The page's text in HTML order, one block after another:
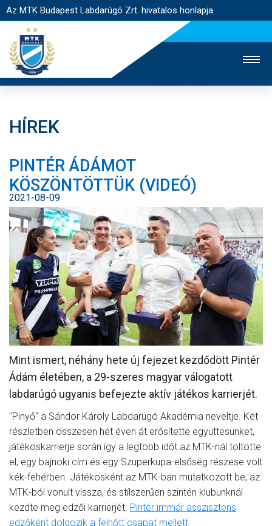
Az MTK Budapest Labdarúgó Zrt. hivatalos honlapja
JEGYÉRTÉKESÍTÉS
WEBSHOP
EGYESÜLET
KAPCSOLAT
NYITÓLAP
HÍREK
CSAPATOK
MÉRKŐZÉSEK
KLUB
GALÉRIA
SZURKOLÓI ÉLMÉNYEK
AKKREDITÁCIÓ
HÍREK
PINTÉR ÁDÁMOT
KÖSZÖNTÖTTÜK (VIDEÓ)
2021-08-09
Mint ismert, néhány hete új fejezet kezdődött Pintér
Ádám életében, a 29-szeres magyar válogatott
labdarúgó ugyanis befejezte aktív játékos karrierjét.
"Pinyő" a Sándor Károly Labdarúgó Akadémia neveltje. Két
részletben összesen hét éven át erősítette együttesünket,
játékoskarrierje során így a legtöbb időt az MTK-nál töltötte
el, egy bajnoki cím és egy Szuperkupa-elsőség részese volt
kék-fehérben. Játékosként az MTK-ban mutatkozott be, az
MTK-ból vonult vissza, és stílszerűen szintén klubunknál
kezdte meg edzői karrierjét. Pintér immár asszisztens
edzőként dolgozik a felnőtt csapat mellett.